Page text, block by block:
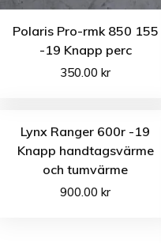
Polaris Pro-rmk 850 155
-19 Knapp perc
350.00kr
Lynx Ranger 600r -19
Knapp handtagsvärme
och tumvärme
900.00kr